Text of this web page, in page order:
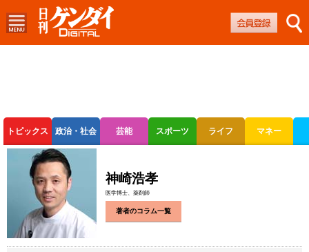
トピックス 政治・社会 芸能 スポーツ ライフ マネー
ボートレース
神崎浩孝
医学博士、薬剤師
著者のコラム一覧